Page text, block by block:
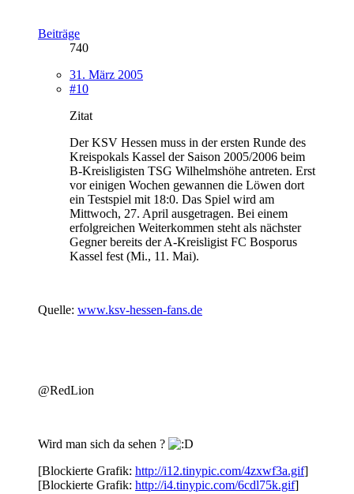
Beiträge
740
31. März 2005
#10
Zitat
Der KSV Hessen muss in der ersten Runde des
Kreispokals Kassel der Saison 2005/2006 beim
B-Kreisligisten TSG Wilhelmshöhe antreten. Erst
vor einigen Wochen gewannen die Löwen dort
ein Testspiel mit 18:0. Das Spiel wird am
Mittwoch, 27. April ausgetragen. Bei einem
erfolgreichen Weiterkommen steht als nächster
Gegner bereits der A-Kreisligist FC Bosporus
Kassel fest (Mi., 11. Mai).
Quelle: www.ksv-hessen-fans.de
@RedLion
Wird man sich da sehen ?
[Blockierte Grafik: http://i12.tinypic.com/4zxwf3a.gif]
[Blockierte Grafik: http://i4.tinypic.com/6cdl75k.gif]